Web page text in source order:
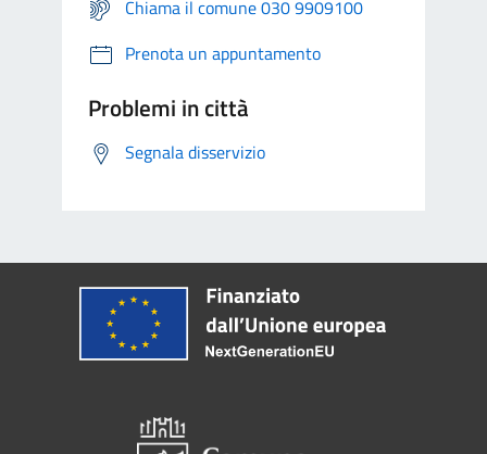
Chiama il comune 030 9909100
Prenota un appuntamento
Problemi in città
Segnala disservizio